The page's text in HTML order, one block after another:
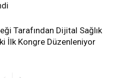
Tarafından Dijital Sağlık
İlk Kongre Düzenleniyor